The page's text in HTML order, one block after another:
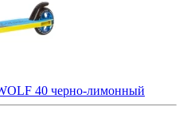
40 черно-лимонный